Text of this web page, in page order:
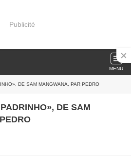
Publicité
MENU
DE SAM MANGWANA, PAR PEDRO
DE SAM